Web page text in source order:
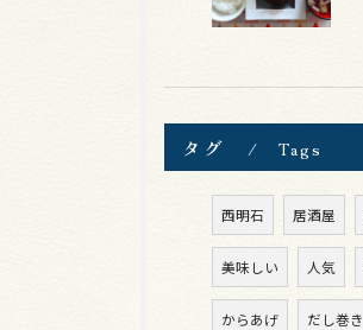
タグ Tags
西明石 居酒屋
美味しい 人気
からあげ だし巻き